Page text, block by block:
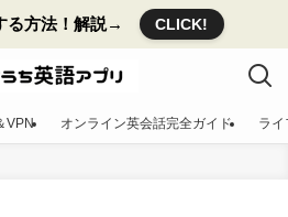
る方法！解説→ CLICK!
VPN オンライン英会話完全ガイド ラ